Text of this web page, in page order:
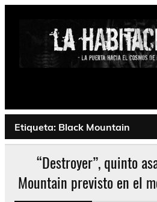
Saltar
Psychedelic, Stoner, Doom,
Etiqueta: Black Mountain
“Destroyer”, quinto
Mountain previsto en el